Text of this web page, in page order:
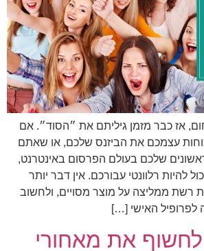
אז כבר מזמן גיליתם את ״הסוד״. אם
עצמכם את הביזנס שלכם, או שאתם
שלכם בעולם הפרסום באינטרנט,
להיות רלוונטי עבורכם. אין דבר יותר
רשת ממליצה על מוצר מסויים, ולחשוב
האישי […]
את מאחורי